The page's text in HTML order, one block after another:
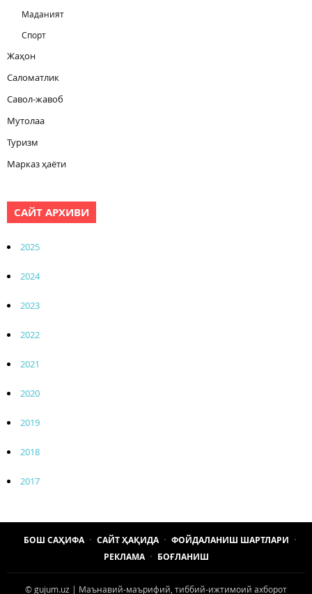
Маданият
Спорт
Жаҳон
Саломатлик
Савол-жавоб
Мутолаа
Туризм
Марказ ҳаёти
САЙТ АРХИВИ
2025
2024
2023
2022
2021
2020
2019
2018
2017
БОШ САҲИФА САЙТ ҲАҚИДА
ФОЙДАЛАНИШ ШАРТЛАРИ
РЕКЛАМА
БОҒЛАНИШ
© gujum.uz | Маънавий-маърифий, тиббий-ижтимоий ахборот